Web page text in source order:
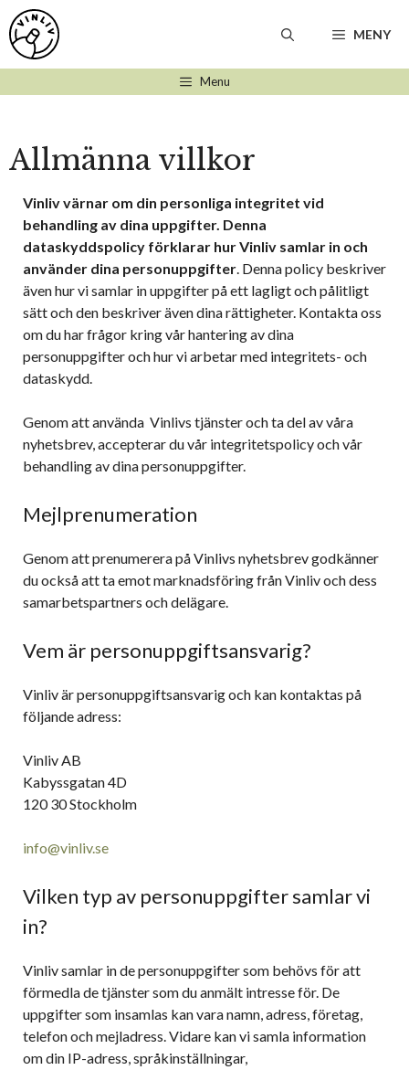
Hoppa
till
innehåll
MENY
Menu
Allmänna villkor
Vinliv värnar om din personliga integritet vid
behandling av dina uppgifter. Denna
dataskyddspolicy förklarar hur Vinliv samlar in och
använder dina personuppgifter. Denna policy beskriver
även hur vi samlar in uppgifter på ett lagligt och pålitligt
sätt och den beskriver även dina rättigheter. Kontakta oss
om du har frågor kring vår hantering av dina
personuppgifter och hur vi arbetar med integritets- och
dataskydd.
Genom att använda Vinlivs tjänster och ta del av våra
nyhetsbrev, accepterar du vår integritetspolicy och vår
behandling av dina personuppgifter.
Mejlprenumeration
Genom att prenumerera på Vinlivs nyhetsbrev godkänner
du också att ta emot marknadsföring från Vinliv och dess
samarbetspartners och delägare.
Vem är personuppgiftsansvarig?
Vinliv är personuppgiftsansvarig och kan kontaktas på
följande adress:
Vinliv AB
Kabyssgatan 4D
120 30 Stockholm
info@vinliv.se
Vilken typ av personuppgifter samlar vi
in?
Vinliv samlar in de personuppgifter som behövs för att
förmedla de tjänster som du anmält intresse för. De
uppgifter som insamlas kan vara namn, adress, företag,
telefon och mejladress. Vidare kan vi samla information
om din IP-adress, språkinställningar,